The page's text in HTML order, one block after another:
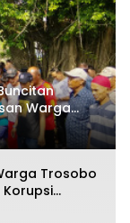
Warga
Trosobo